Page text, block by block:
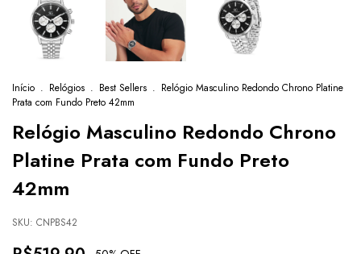
Início . Relógios . Best Sellers . Relógio Masculino Redondo Chrono Platine
Prata com Fundo Preto 42mm
Relógio Masculino Redondo Chrono
Platine Prata com Fundo Preto
42mm
SKU: CNPBS42